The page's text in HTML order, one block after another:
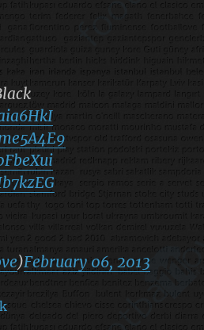
)February 06, 2013